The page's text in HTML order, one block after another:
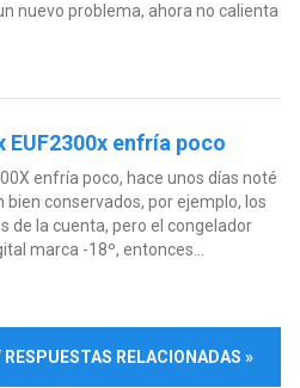
nuevo problema, ahora no calienta
enfría poco
enfría poco, hace unos días noté
conservados, por ejemplo, los
de la cuenta, pero el congelador
marca -18º, entonces...
RELACIONADAS »